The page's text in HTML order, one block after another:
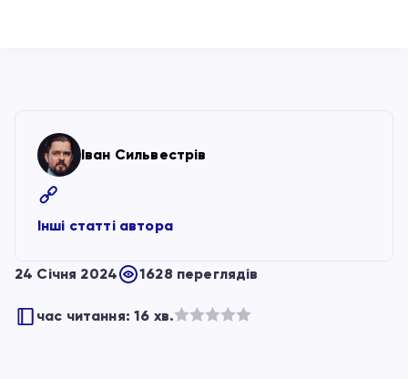
Іван Сильвестрів
Інші статті автора
24 Січня 2024 1628 переглядів
час читання: 16 хв.